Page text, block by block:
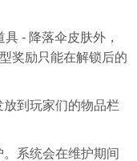
- 降落伞皮肤外，
奖励只能在解锁后的
到玩家们的物品栏
系统会在维护期间